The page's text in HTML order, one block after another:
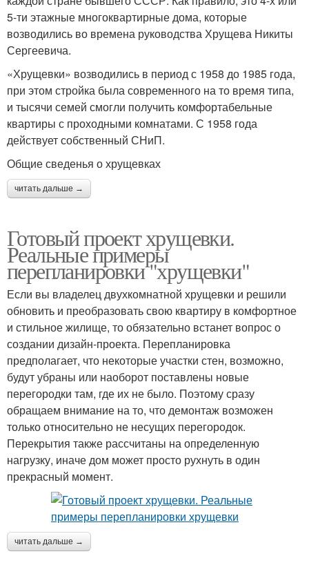
5-ти этажные многоквартирные дома, которые
возводились во времена руководства Хрущева Никиты
Сергеевича.
«Хрущевки» возводились в период с 1958 до 1985 года,
при этом стройка была современного на то время типа,
и тысячи семей смогли получить комфортабельные
квартиры с проходными комнатами. С 1958 года
действует собственный СНиП.
Общие сведенья о хрущевках
читать дальше →
Готовый проект хрущевки.
Реальные примеры
перепланировки "хрущевки"
Если вы владелец двухкомнатной хрущевки и решили
обновить и преобразовать свою квартиру в комфортное
и стильное жилище, то обязательно встанет вопрос о
создании дизайн-проекта. Перепланировка
предполагает, что некоторые участки стен, возможно,
будут убраны или наоборот поставлены новые
перегородки там, где их не было. Поэтому сразу
обращаем внимание на то, что демонтаж возможен
только относительно не несущих перегородок.
Перекрытия также рассчитаны на определенную
нагрузку, иначе дом может просто рухнуть в один
прекрасный момент.
читать дальше →